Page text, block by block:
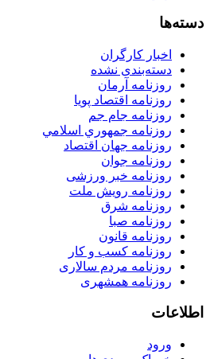
دسته‌ها
اخبار کارگران
دسته‌بندی نشده
روزنامه آرمان
روزنامه اقتصاد پویا
روزنامه جام جم
روزنامه جمهوري اسلامي
روزنامه جهان اقتصاد
روزنامه جوان
روزنامه خبر ورزشى
روزنامه رویش ملت
روزنامه شرق
روزنامه صبا
روزنامه قانون
روزنامه كسب و كار
روزنامه مردم سالاری
روزنامه همشهری
اطلاعات
ورود